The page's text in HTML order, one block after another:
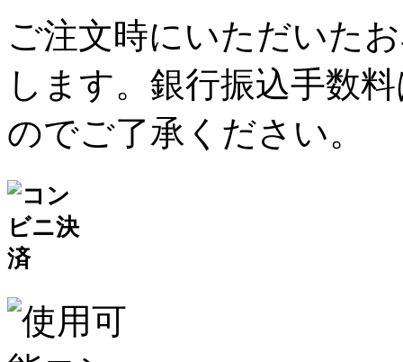
ご注文時にいただいた
します。銀行振込手数
のでご了承ください。